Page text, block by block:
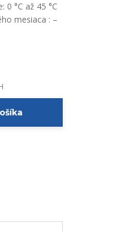
0 °C až 45 °C
mesiaca : –